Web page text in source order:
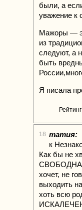
были, а
уважение к
Мажоры —
из
следуют, а
быть
Я писала
18 татия:
к
Как бы не
СВОБОДНА
хочет, не
выходить
хоть всю